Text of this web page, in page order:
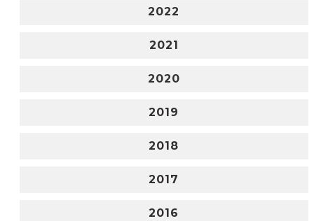
2022
2021
2020
2019
2018
2017
2016